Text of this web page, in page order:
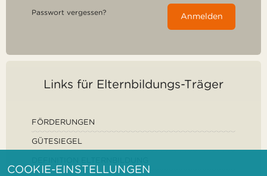
Passwort vergessen? Anmelden
Links für Elternbildungs-Träger
FÖRDERUNGEN
GÜTESIEGEL
COOKIE-EINSTELLUNGEN